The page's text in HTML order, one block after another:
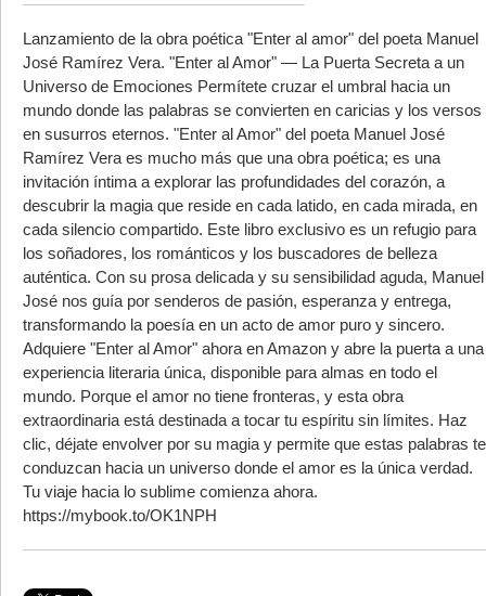
Lanzamiento de la obra poética "Enter al amor" del poeta Manuel
José Ramírez Vera. "Enter al Amor" — La Puerta Secreta a un
Universo de Emociones Permítete cruzar el umbral hacia un
mundo donde las palabras se convierten en caricias y los versos
en susurros eternos. "Enter al Amor" del poeta Manuel José
Ramírez Vera es mucho más que una obra poética; es una
invitación íntima a explorar las profundidades del corazón, a
descubrir la magia que reside en cada latido, en cada mirada, en
cada silencio compartido. Este libro exclusivo es un refugio para
los soñadores, los románticos y los buscadores de belleza
auténtica. Con su prosa delicada y su sensibilidad aguda, Manuel
José nos guía por senderos de pasión, esperanza y entrega,
transformando la poesía en un acto de amor puro y sincero.
Adquiere "Enter al Amor" ahora en Amazon y abre la puerta a una
experiencia literaria única, disponible para almas en todo el
mundo. Porque el amor no tiene fronteras, y esta obra
extraordinaria está destinada a tocar tu espíritu sin límites. Haz
clic, déjate envolver por su magia y permite que estas palabras te
conduzcan hacia un universo donde el amor es la única verdad.
Tu viaje hacia lo sublime comienza ahora.
https://mybook.to/OK1NPH